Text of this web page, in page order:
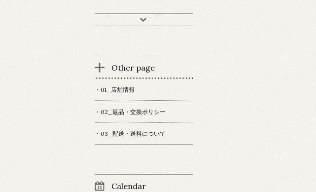
Other page
・01_店舗情報
・02_返品・交換ポリシー
・03_配送・送料について
Calendar